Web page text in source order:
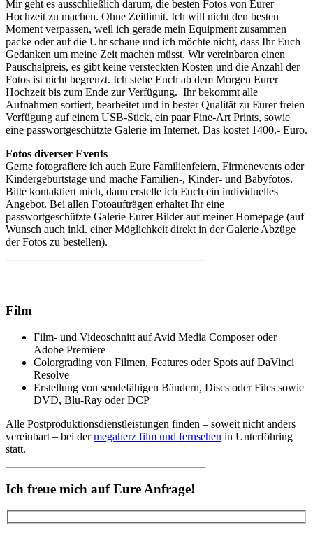
Mir geht es ausschließlich darum, die besten Fotos von Eurer
Hochzeit zu machen. Ohne Zeitlimit. Ich will nicht den besten
Moment verpassen, weil ich gerade mein Equipment zusammen
packe oder auf die Uhr schaue und ich möchte nicht, dass Ihr Euch
Gedanken um meine Zeit machen müsst. Wir vereinbaren einen
Pauschalpreis, es gibt keine versteckten Kosten und die Anzahl der
Fotos ist nicht begrenzt. Ich stehe Euch ab dem Morgen Eurer
Hochzeit bis zum Ende zur Verfügung. Ihr bekommt alle
Aufnahmen sortiert, bearbeitet und in bester Qualität zu Eurer freien
Verfügung auf einem USB-Stick, ein paar Fine-Art Prints, sowie
eine passwortgeschützte Galerie im Internet. Das kostet 1400.- Euro.
Fotos diverser Events
Gerne fotografiere ich auch Eure Familienfeiern, Firmenevents oder
Kindergeburtstage und mache Familien-, Kinder- und Babyfotos.
Bitte kontaktiert mich, dann erstelle ich Euch ein individuelles
Angebot. Bei allen Fotoaufträgen erhaltet Ihr eine
passwortgeschützte Galerie Eurer Bilder auf meiner Homepage (auf
Wunsch auch inkl. einer Möglichkeit direkt in der Galerie Abzüge
der Fotos zu bestellen).
Film
Film- und Videoschnitt auf Avid Media Composer oder
Adobe Premiere
Colorgrading von Filmen, Features oder Spots auf DaVinci
Resolve
Erstellung von sendefähigen Bändern, Discs oder Files sowie
DVD, Blu-Ray oder DCP
Alle Postproduktionsdienstleistungen finden – soweit nicht anders
vereinbart – bei dermegaherz film und fernsehen in Unterföhring
statt.
Ich freue mich auf Eure Anfrage!